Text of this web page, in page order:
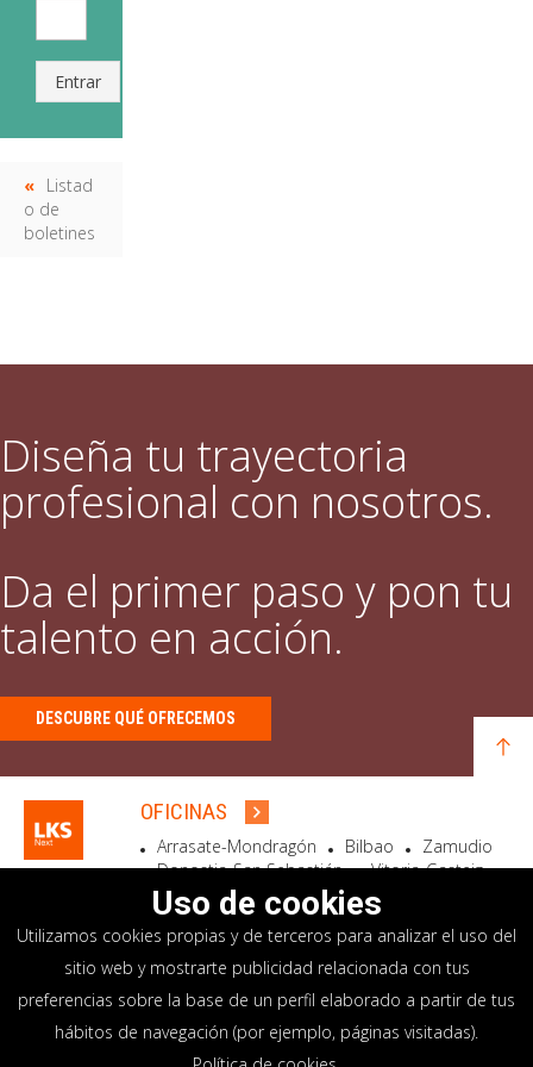
Entrar
Listad
o de
boletines
Diseña tu trayectoria
profesional con nosotros.
Da el primer paso y pon tu
talento en acción.
DESCUBRE QUÉ OFRECEMOS
OFICINAS
Arrasate-Mondragón Bilbao
Zamudio
Donostia-San Sebastián
Vitoria-Gasteiz
Madrid
El Astillero Bidart
SEDE SOCIAL
Goiru, 7 Arrasate-Mondragón
CP 20500 GIPUZKOA – SPAIN
+34 900 84 14 14
Uso de cookies
Utilizamos cookies propias y de terceros para analizar el uso del
sitio web y mostrarte publicidad relacionada con tus
preferencias sobre la base de un perfil elaborado a partir de tus
hábitos de navegación (por ejemplo, páginas visitadas).